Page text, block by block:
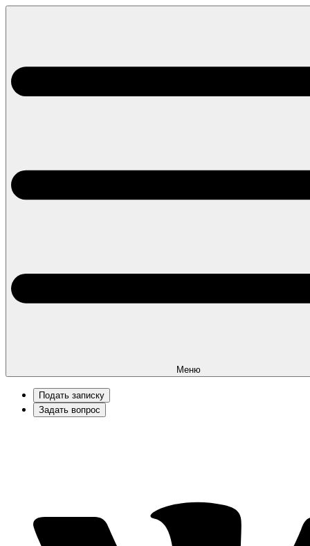
Меню
Подать записку
Задать вопрос